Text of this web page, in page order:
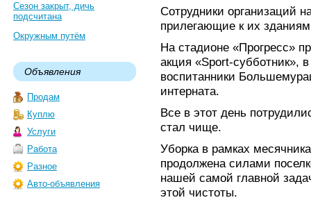
Сезон закрыт, дичь
подсчитана
Окружным путём
Объявления
Продам
Куплю
Услуги
Работа
Разное
Авто-объявления
Сотрудники организаций
прилегающие к их
На стадионе «Прогресс»
акция «Sport-субботник»,
воспитанники
интерната.
Все в этот день
стал чище.
Уборка в рамках
продолжена силами
нашей самой главной
этой чистоты.